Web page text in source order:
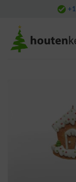
content